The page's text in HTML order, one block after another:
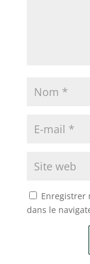
Enregistrer
dans le